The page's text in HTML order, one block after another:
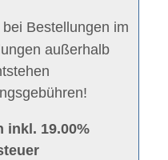
Bestellungen im
außerhalb
inkl. 19.00%